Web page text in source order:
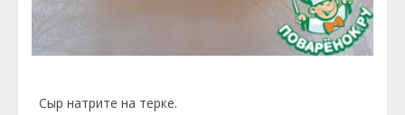
Сыр натрите на терке.